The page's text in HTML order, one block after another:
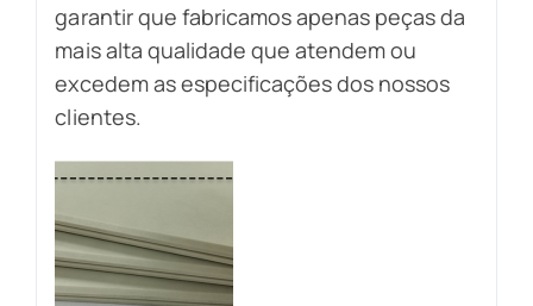
garantir que fabricamos apenas peças da
mais alta qualidade que atendem ou
excedem as especificações dos nossos
clientes.